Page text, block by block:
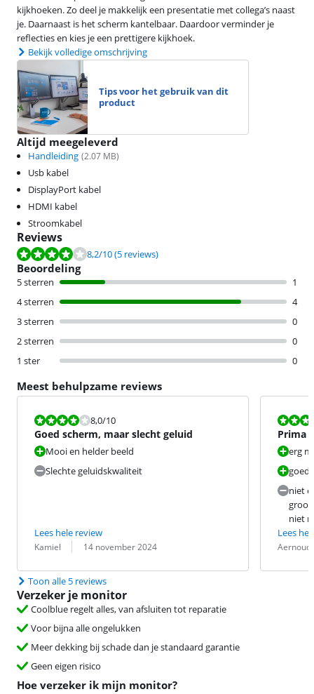
kijkhoeken. Zo deel je makkelijk een presentatie met collega’s naast
je. Daarnaast is het scherm kantelbaar. Daardoor verminder je
reflecties en kies je een prettigere kijkhoek.
Bekijk volledige omschrijving
Tips voor het gebruik van dit
product
Altijd meegeleverd
Handleiding (2.07 MB)
Usb kabel
DisplayPort kabel
HDMI kabel
Stroomkabel
Reviews
Beoordeling is 8,2 van de 10, gebaseerd op 5 reviews.
8,2/10(5 reviews)
Beoordeling
5 sterren
1
4 sterren
4
3 sterren
0
2 sterren
0
1 ster
0
Meest behulpzame reviews
Beoordeling is 8,0 van de 10.
8,0/10
Goed scherm, maar slecht geluid
Mooi en helder beeld
Slechte geluidskwaliteit
Lees hele review
Beoordeling door:
Kamiel
Datum: 14 november 2024
Prima
erg
goed
niet
groot
niet
Lees
Aernoudt
Datum:
Toon alle 5 reviews
Verzeker je monitor
Coolblue regelt alles, van afsluiten tot reparatie
Voor bijna alle ongelukken
Meer dekking bij schade dan je standaard garantie
Geen eigen risico
Hoe verzeker ik mijn monitor?